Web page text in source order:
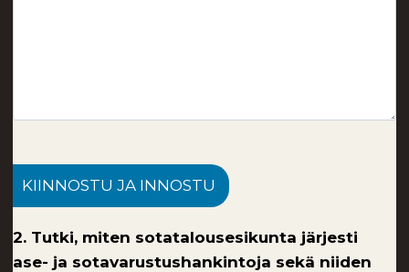
KIINNOSTU JA INNOSTU
2. Tutki, miten sotatalousesikunta järjesti
ase- ja sotavarustushankintoja sekä niiden